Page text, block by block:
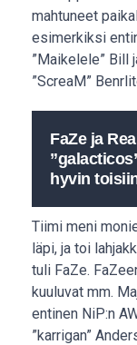
mahtuneet
esimerkiksi
”Maikelele” Bill
”ScreaM”
FaZe ja
hyvin
Tiimi meni
läpi, ja toi
tuli FaZe.
kuuluvat mm.
entinen NiP:n
”karrigan”